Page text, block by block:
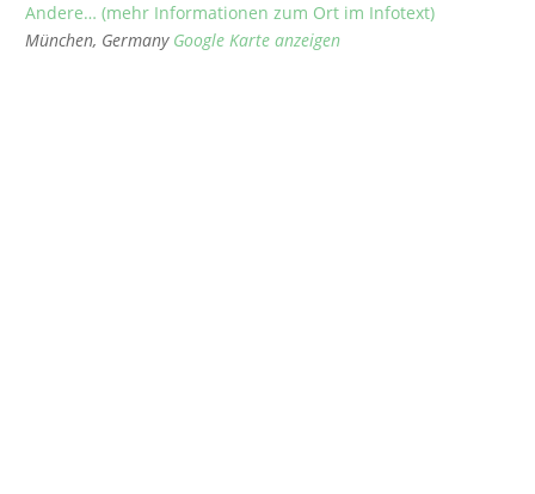
Andere… (mehr Informationen zum Ort im Infotext)
München, Germany Google Karte anzeigen